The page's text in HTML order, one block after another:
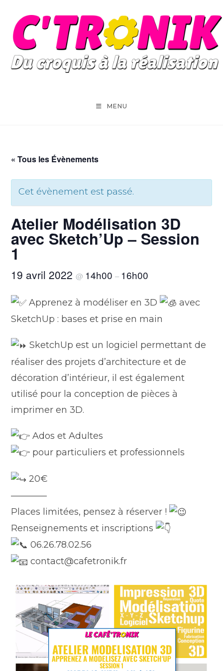
content
MENU
« Tous les Évènements
Cet évènement est passé.
Atelier Modélisation 3D
avec Sketch’Up – Session
1
19 avril 2022@ 14h00– 16h00
Apprenez à modéliser en 3D
avec
SketchUp : bases et prise en main
SketchUp est un logiciel permettant de
réaliser des projets d’architecture et de
décoration d’intérieur, il est également
utilisé pour la conception de pièces à
imprimer en 3D.
Ados et Adultes
pour particuliers et professionnels
20€
————
Places limitées, pensez à réserver !
Renseignements et inscriptions
06.26.78.02.56
contact@cafetronik.fr